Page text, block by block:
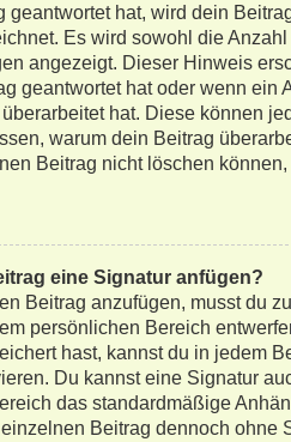
geantwortet hat, wird dein
Es wird sowohl die
angezeigt. Dieser Hinweis
geantwortet hat oder wenn ein
hat. Diese können
warum dein Beitrag
Beitrag nicht löschen
eine Signatur anfügen?
Beitrag anzufügen, musst du
persönlichen Bereich
hast, kannst du in jedem
Du kannst eine Signatur
das standardmäßige
Beitrag dennoch ohne